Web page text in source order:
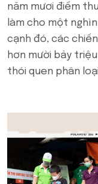
năm mươi điểm
làm cho một
cạnh đó, các
hơn mười bảy
thói quen phân